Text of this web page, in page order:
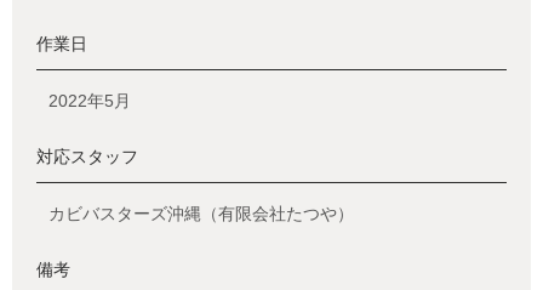
作業日
2022年5月
対応スタッフ
カビバスターズ沖縄（有限会社たつや）
備考